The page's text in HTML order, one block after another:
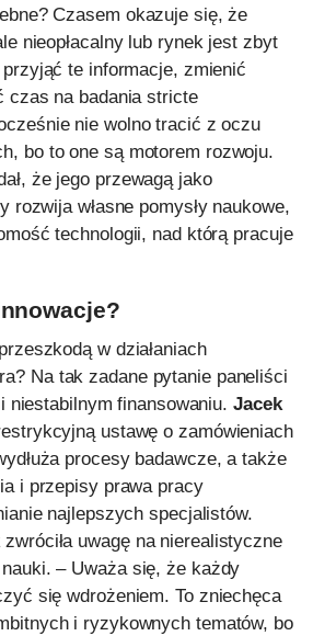
Czasem okazuje się, że
nieopłacalny lub rynek jest zbyt
przyjąć te informacje, zmienić
czas na badania stricte
nie wolno tracić z oczu
bo to one są motorem rozwoju.
że jego przewagą jako
rozwija własne pomysły naukowe,
technologii, nad którą pracuje
w działaniach
Na tak zadane pytanie paneliści
niestabilnym finansowaniu. Jacek
ustawę o zamówieniach
procesy badawcze, a także
i przepisy prawa pracy
najlepszych specjalistów.
zwróciła uwagę na nierealistyczne
– Uważa się, że każdy
się wdrożeniem. To zniechęca
i ryzykownych tematów, bo